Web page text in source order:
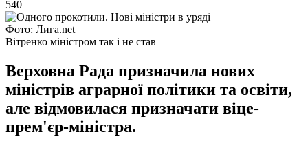
540
Фото: Лига.net
Вітренко міністром так і не став
Верховна Рада призначила нових
міністрів аграрної політики та освіти,
але відмовилася призначати віце-
прем'єр-міністра.